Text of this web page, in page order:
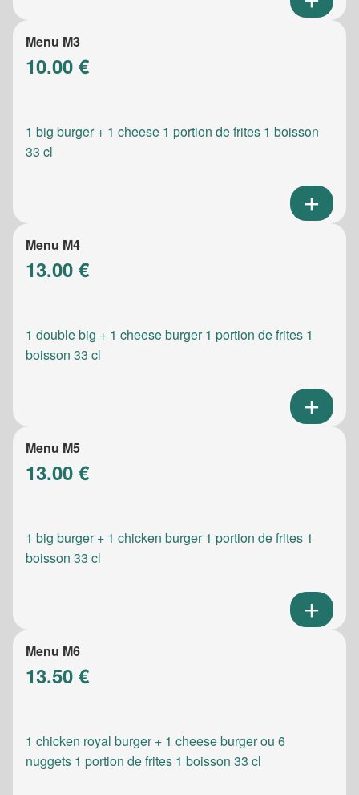
Menu M3
10.00 €
1 big burger + 1 cheese 1 portion de frites 1 boisson
33 cl
Menu M4
13.00 €
1 double big + 1 cheese burger 1 portion de frites 1
boisson 33 cl
Menu M5
13.00 €
1 big burger + 1 chicken burger 1 portion de frites 1
boisson 33 cl
Menu M6
13.50 €
1 chicken royal burger + 1 cheese burger ou 6
nuggets 1 portion de frites 1 boisson 33 cl